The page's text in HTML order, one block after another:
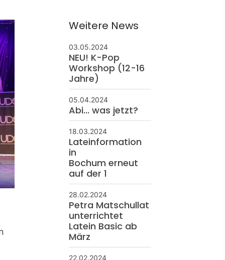
Weitere News
03.05.2024
NEU! K-Pop
Workshop (12-16
Jahre)
05.04.2024
Abi... was jetzt?
18.03.2024
Lateinformation
in
Bochum erneut
auf der 1
28.02.2024
Petra Matschullat
unterrichtet
Latein Basic ab
März
22.02.2024
Kontakt treten